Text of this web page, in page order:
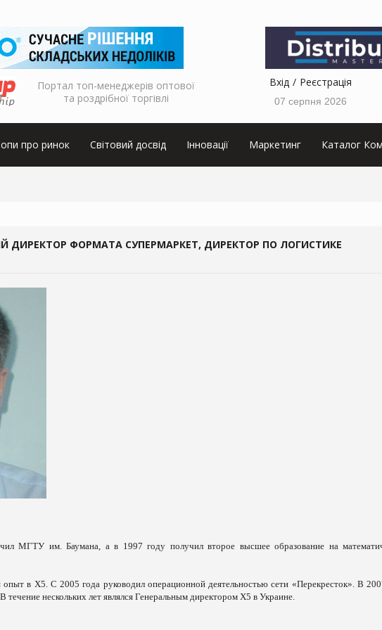
Портал топ-менеджерів оптової
та роздрібної торгівлі
Вхід Реєстрація
07 серпня 2026
про ринок Світовий досвід Інновації Маркетинг Каталог
ДИРЕКТОР ФОРМАТА СУПЕРМАРКЕТ, ДИРЕКТОР ПО ЛОГИСТИКЕ
МГТУ им. Баумана, а в 1997 году получил второе высшее образование на
опыт в X5. С 2005 года руководил операционной деятельностью сети «Перекресток». В
течение нескольких лет являлся Генеральным директором Х5 в Украине.